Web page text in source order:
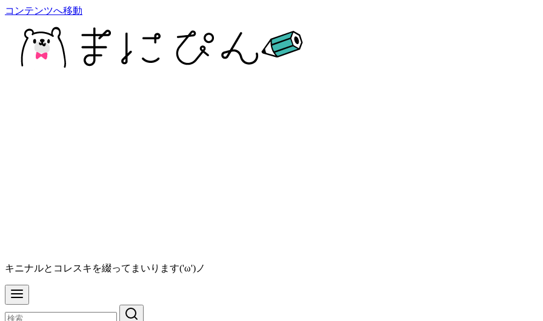
コンテンツへ移動
キニナルとコレスキを綴ってまいります('ω')ノ